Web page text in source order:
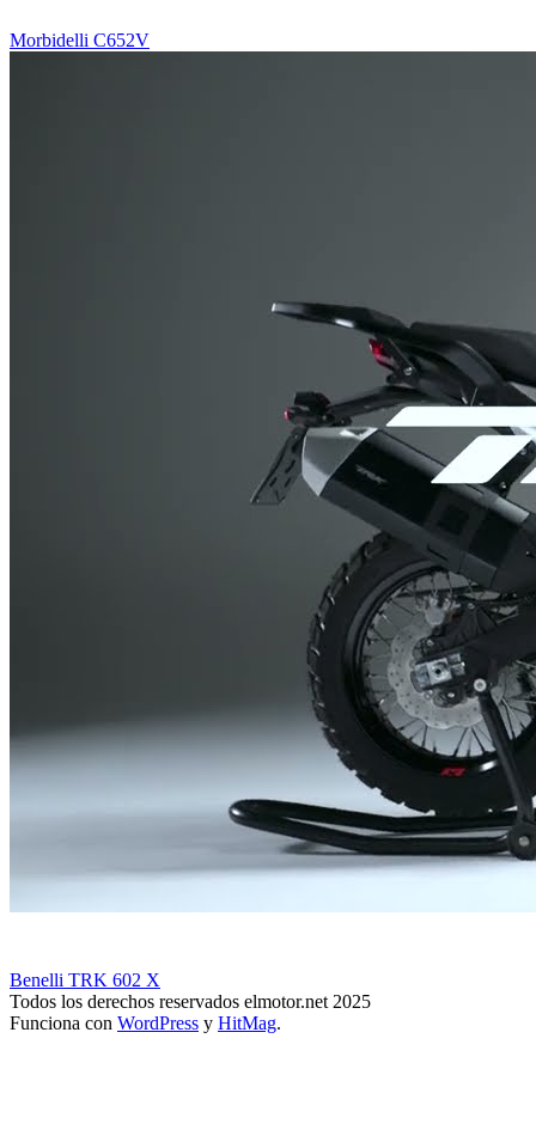
Morbidelli C652V
Benelli TRK 602 X
Todos los derechos reservados elmotor.net 2025
Funciona con WordPress y HitMag.